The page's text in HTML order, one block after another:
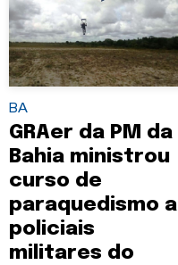
BA
GRAer da PM da
Bahia ministrou
curso de
paraquedismo a
policiais
militares do